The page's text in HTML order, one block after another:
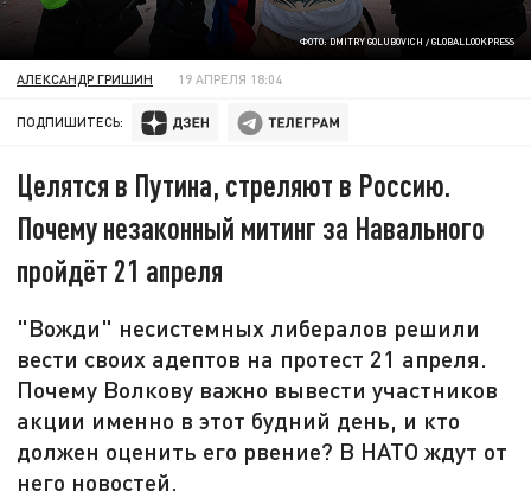
ФОТО: DMITRY GOLUBOVICH / GLOBALLOOKPRESS
АЛЕКСАНДР ГРИШИН 19 АПРЕЛЯ 18:04
ПОДПИШИТЕСЬ:
Целятся в Путина, стреляют в Россию.
Почему незаконный митинг за Навального
пройдёт 21 апреля
"Вожди" несистемных либералов решили
вести своих адептов на протест 21 апреля.
Почему Волкову важно вывести участников
акции именно в этот будний день, и кто
должен оценить его рвение? В НАТО ждут от
него новостей.